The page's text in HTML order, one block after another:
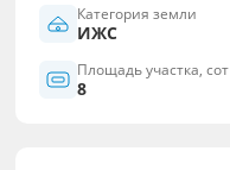
Категория земли
ИЖС
Площадь участка, сот
8